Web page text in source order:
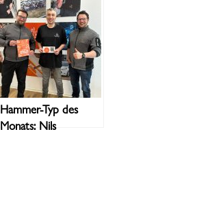
Hammer-Typ des
Monats: Nils